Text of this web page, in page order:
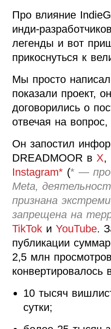
Про влияние
инди-
легенды и вот
прикоснуться к
Мы просто
показали проект,
договорились о
отвечая на
Он запостил
DREADMOOR в X,
Instagram* (* —
Meta,
признана
запрещена на
TikTok и YouTube.
публикации
2,5 млн
конвертировалось
10 тысяч
сутки;